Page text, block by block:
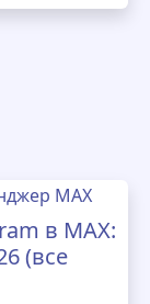
в MAX:
(все